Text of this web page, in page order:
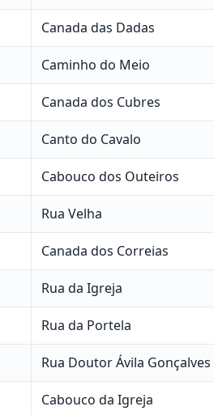
Canada das Dadas
Caminho do Meio
Canada dos Cubres
Canto do Cavalo
Cabouco dos Outeiros
Rua Velha
Canada dos Correias
Rua da Igreja
Rua da Portela
Rua Doutor Ávila Gonçalves
Cabouco da Igreja